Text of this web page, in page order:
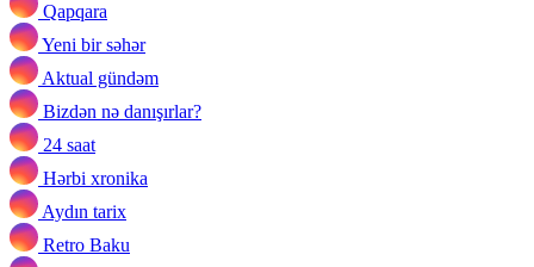
Qapqara
Yeni bir səhər
Aktual gündəm
Bizdən nə danışırlar?
24 saat
Hərbi xronika
Aydın tarix
Retro Baku